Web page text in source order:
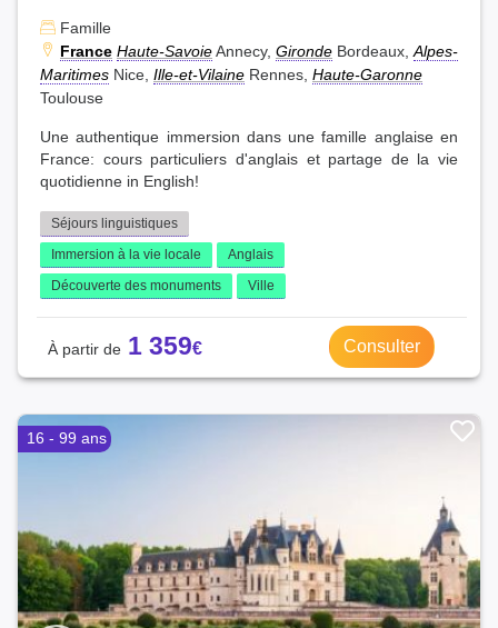
Famille
France Haute-SavoieAnnecy, Gironde Bordeaux, Alpes-
Maritimes Nice, Ille-et-Vilaine Rennes, Haute-Garonne
Toulouse
Une authentique immersion dans une famille anglaise en
France: cours particuliers d'anglais et partage de la vie
quotidienne in English!
Séjours linguistiques
Immersion à la vie locale
Anglais
Découverte des monuments
Ville
1 359 Consulter
16 - 99 ans